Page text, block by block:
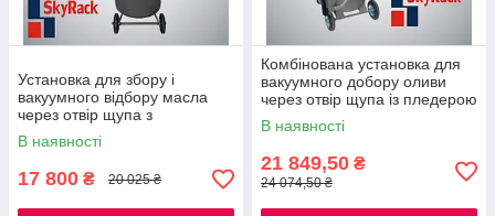
Установка для збору і
вакуумного відбору масла
через отвір щупа з
передкамерою SkyRack SR-
302
В наявності
17 800 ₴ 20 025 ₴
Комбінована установка для
вакуумного добору оливи
через отвір щупа із пледерою
SkyRack SR-303
В наявності
21 849,50 ₴
24 074,50 ₴